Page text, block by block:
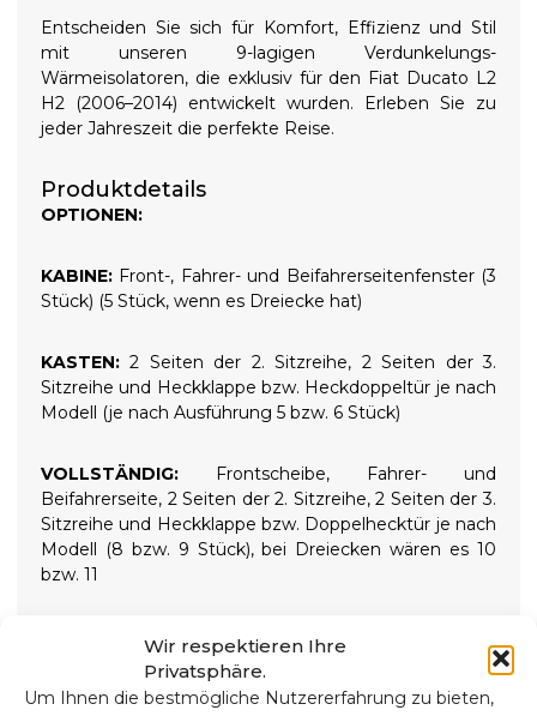
Wir respektieren Ihre
Privatsphäre.
Um Ihnen die bestmögliche Nutzererfahrung zu bieten,
Entscheiden Sie sich für Komfort, Effizienz und Stil
mit unseren 9-lagigen Verdunkelungs-
Wärmeisolatoren, die exklusiv für den Fiat Ducato L2
H2 (2006–2014) entwickelt wurden. Erleben Sie zu
jeder Jahreszeit die perfekte Reise.
Produktdetails
OPTIONEN:
KABINE: Front-, Fahrer- und Beifahrerseitenfenster (3
Stück) (5 Stück, wenn es Dreiecke hat)
KASTEN: 2 Seiten der 2. Sitzreihe, 2 Seiten der 3.
Sitzreihe und Heckklappe bzw. Heckdoppeltür je nach
Modell (je nach Ausführung 5 bzw. 6 Stück)
VOLLSTÄNDIG:
Frontscheibe, Fahrer- und
Beifahrerseite, 2 Seiten der 2. Sitzreihe, 2 Seiten der 3.
Sitzreihe und Heckklappe bzw. Doppelhecktür je nach
Modell (8 bzw. 9 Stück), bei Dreiecken wären es 10
bzw. 11
9-SCHICHT-WÄRMEISOLATOREN